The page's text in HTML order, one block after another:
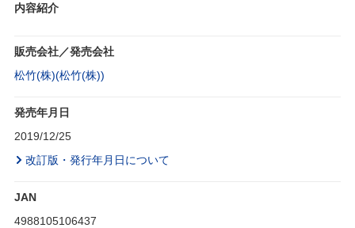
内容紹介
販売会社／発売会社
松竹(株)(松竹(株))
発売年月日
2019/12/25
改訂版・発行年月日について
JAN
4988105106437